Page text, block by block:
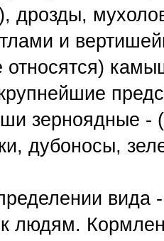
дрозды,
и
зерноядные -
дубоносы,
вида
людям.